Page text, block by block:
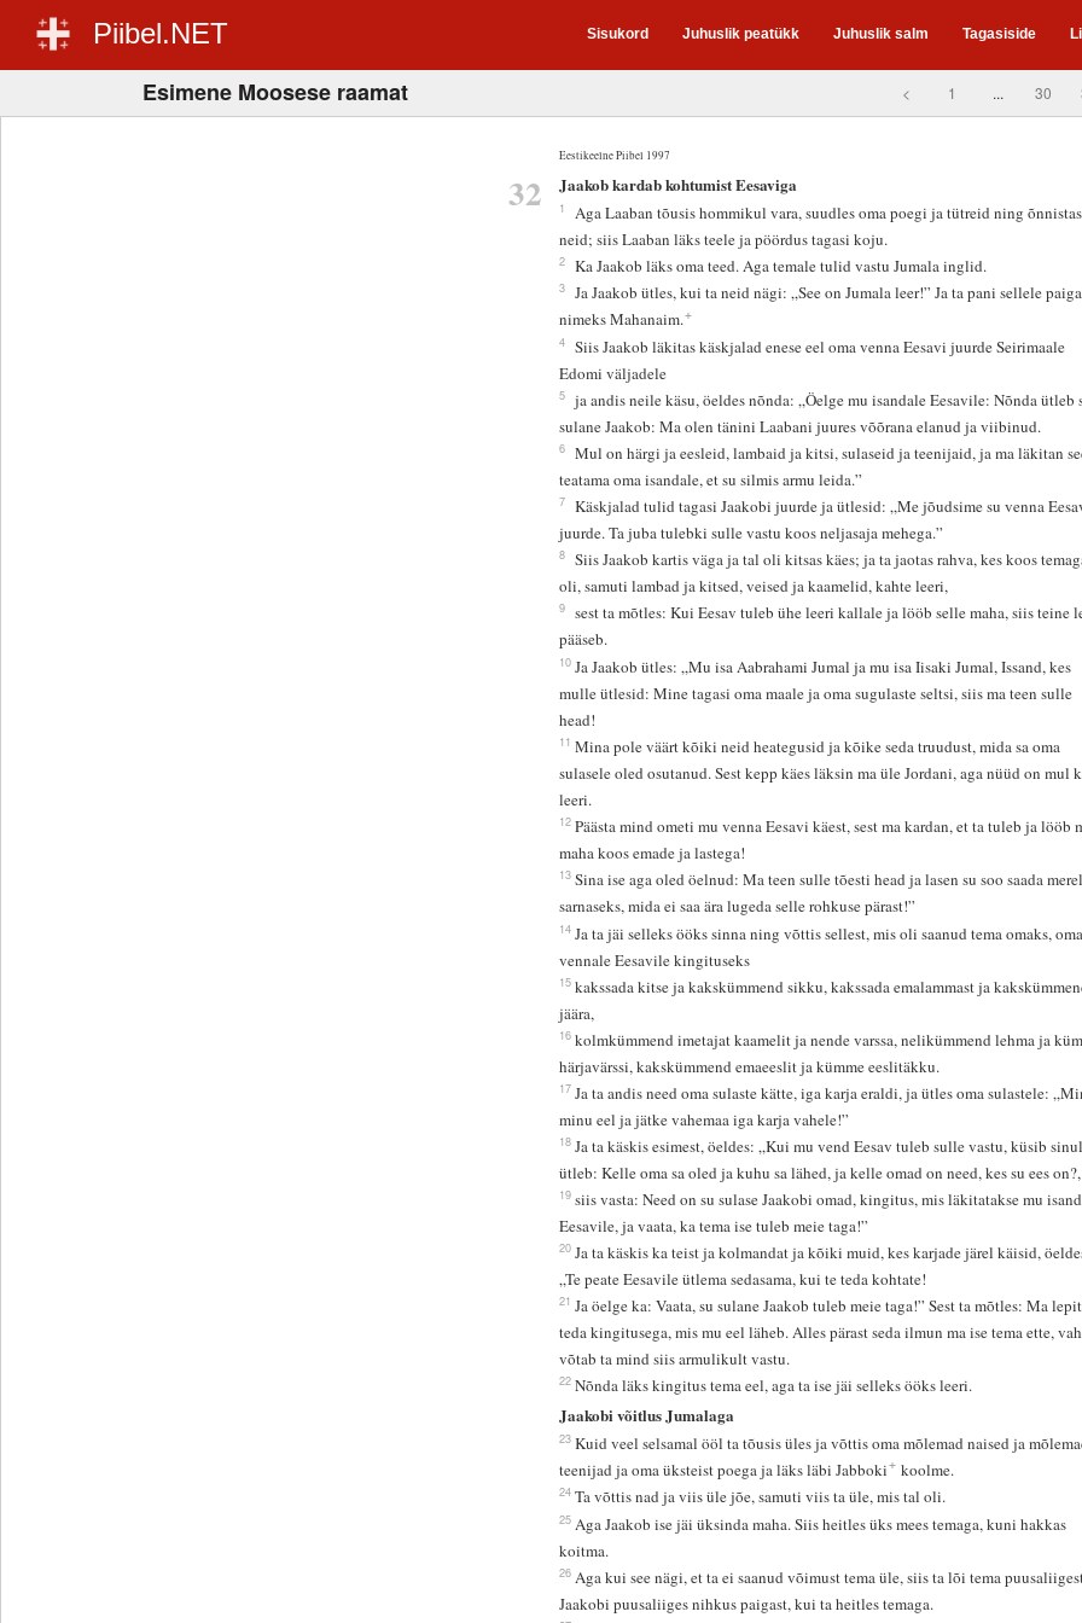
Piibel.NET Sisukord Juhuslik peatükk Juhuslik salm Tagasiside
Esimene Moosese raamat < 1 ... 30
Eestikeelne Piibel 1997
32 Jaakob kardab kohtumist Eesaviga
1
Aga Laaban tõusis hommikul vara, suudles oma poegi ja tütreid ning õnnistas
neid; siis Laaban läks teele ja pöördus tagasi koju.
2 Ka Jaakob läks oma teed. Aga temale tulid vastu Jumala inglid.
3
Ja Jaakob ütles, kui ta neid nägi: „See on Jumala leer!” Ja ta pani sellele
nimeks Mahanaim.+
4
Siis Jaakob läkitas käskjalad enese eel oma venna Eesavi juurde Seirimaale
Edomi väljadele
5
ja andis neile käsu, öeldes nõnda: „Öelge mu isandale Eesavile: Nõnda ütleb
sulane Jaakob: Ma olen tänini Laabani juures võõrana elanud ja viibinud.
6
Mul on härgi ja eesleid, lambaid ja kitsi, sulaseid ja teenijaid, ja ma läkitan
teatama oma isandale, et su silmis armu leida.”
7
Käskjalad tulid tagasi Jaakobi juurde ja ütlesid: „Me jõudsime su venna
juurde. Ta juba tulebki sulle vastu koos neljasaja mehega.”
8
Siis Jaakob kartis väga ja tal oli kitsas käes; ja ta jaotas rahva, kes koos
oli, samuti lambad ja kitsed, veised ja kaamelid, kahte leeri,
9
sest ta mõtles: Kui Eesav tuleb ühe leeri kallale ja lööb selle maha, siis teine
pääseb.
10 Ja Jaakob ütles: „Mu isa Aabrahami Jumal ja mu isa Iisaki Jumal, Issand, kes
mulle ütlesid: Mine tagasi oma maale ja oma sugulaste seltsi, siis ma teen sulle
head!
11 Mina pole väärt kõiki neid heategusid ja kõike seda truudust, mida sa oma
sulasele oled osutanud. Sest kepp käes läksin ma üle Jordani, aga nüüd on mul
leeri.
12 Päästa mind ometi mu venna Eesavi käest, sest ma kardan, et ta tuleb ja lööb
maha koos emade ja lastega!
13 Sina ise aga oled öelnud: Ma teen sulle tõesti head ja lasen su soo saada
sarnaseks, mida ei saa ära lugeda selle rohkuse pärast!”
14 Ja ta jäi selleks ööks sinna ning võttis sellest, mis oli saanud tema omaks, oma
vennale Eesavile kingituseks
15 kakssada kitse ja kakskümmend sikku, kakssada emalammast ja
jäära,
16 kolmkümmend imetajat kaamelit ja nende varssa, nelikümmend lehma ja
härjavärssi, kakskümmend emaeeslit ja kümme eeslitäkku.
17 Ja ta andis need oma sulaste kätte, iga karja eraldi, ja ütles oma sulastele:
minu eel ja jätke vahemaa iga karja vahele!”
18 Ja ta käskis esimest, öeldes: „Kui mu vend Eesav tuleb sulle vastu, küsib
ütleb: Kelle oma sa oled ja kuhu sa lähed, ja kelle omad on need, kes su ees on?,
19 siis vasta: Need on su sulase Jaakobi omad, kingitus, mis läkitatakse mu
Eesavile, ja vaata, ka tema ise tuleb meie taga!”
20 Ja ta käskis ka teist ja kolmandat ja kõiki muid, kes karjade järel käisid,
„Te peate Eesavile ütlema sedasama, kui te teda kohtate!
21 Ja öelge ka: Vaata, su sulane Jaakob tuleb meie taga!” Sest ta mõtles: Ma
teda kingitusega, mis mu eel läheb. Alles pärast seda ilmun ma ise tema ette,
võtab ta mind siis armulikult vastu.
22 Nõnda läks kingitus tema eel, aga ta ise jäi selleks ööks leeri.
Jaakobi võitlus Jumalaga
23 Kuid veel selsamal ööl ta tõusis üles ja võttis oma mõlemad naised ja
teenijad ja oma üksteist poega ja läks läbi Jabboki+koolme.
24 Ta võttis nad ja viis üle jõe, samuti viis ta üle, mis tal oli.
25 Aga Jaakob ise jäi üksinda maha. Siis heitles üks mees temaga, kuni hakkas
koitma.
26 Aga kui see nägi, et ta ei saanud võimust tema üle, siis ta lõi tema
Jaakobi puusaliiges nihkus paigast, kui ta heitles temaga.